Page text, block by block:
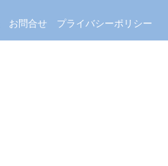
お問合せ プライバシーポリシー